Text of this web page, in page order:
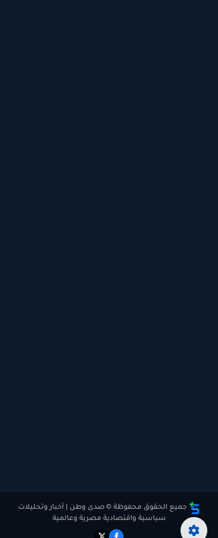
جميع الحقوق محفوظة © صدى وطن | أخبار وتحليلات
سياسية واقتصادية مصرية وعالمية